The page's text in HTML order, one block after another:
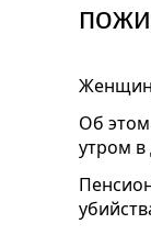
Об
утром в